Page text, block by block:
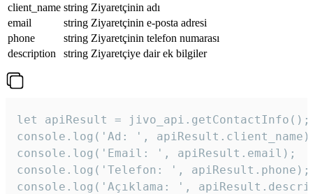
client_name string Ziyaretçinin adı
email
string Ziyaretçinin e-posta adresi
phone
string Ziyaretçinin telefon numarası
description
string Ziyaretçiye dair ek bilgiler
let apiResult = jivo_api.getContactInfo();
console.log('Ad: ',
console.log('Email: ', apiResult.email);
console.log('Telefon: ', apiResult.phone);
console.log('Açıklama: ',